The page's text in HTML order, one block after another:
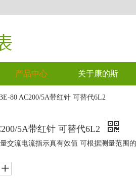
产品中心 关于康的斯
80 AC200/5A带红针 可替代6L2
5A带红针 可替代6L2
交流电流指示真有效值 可根据测量范围